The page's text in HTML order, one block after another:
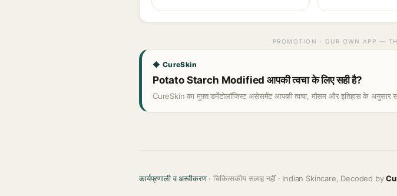
PROMOTION · OUR OWN APP —
◆ CureSkin
Potato Starch Modified आपकी त्वचा के लिए सही है?
CureSkin का मुफ़्त डर्मेटोलॉजिस्ट असेसमेंट आपकी त्वचा, मौसम और इतिहास के अनुसार
कार्यप्रणाली व अस्वीकरण· चिकित्सकीय सलाह नहीं · Indian Skincare, Decoded by